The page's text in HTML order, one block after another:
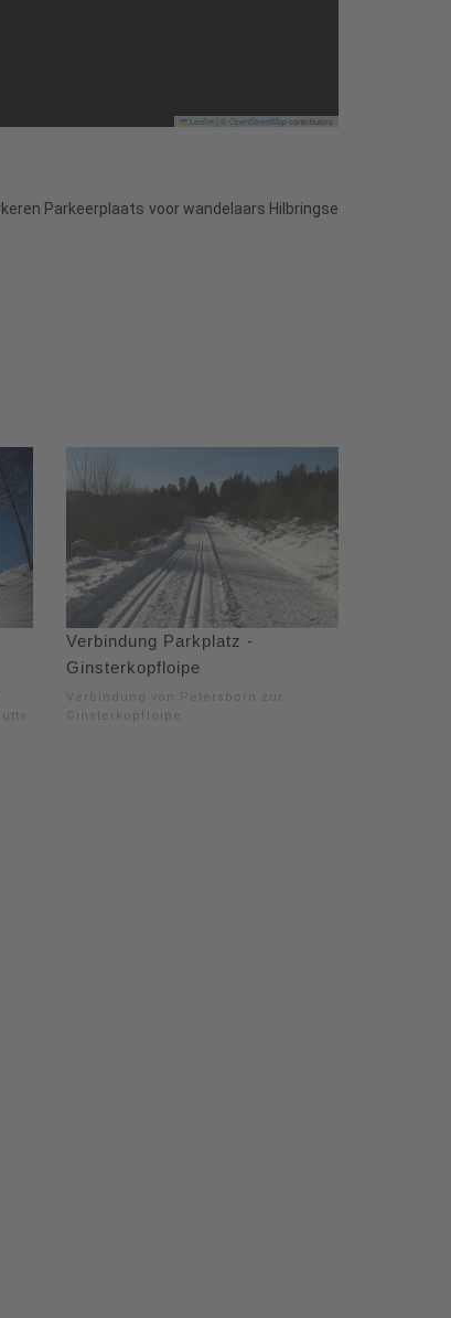
Leaflet OpenStreetMapcontributors
Parkeerplaats voor wandelaars Hilbringse
Verbindung Parkplatz -
Ginsterkopfloipe
Verbindung von Petersborn zur
Ginsterkopfloipe